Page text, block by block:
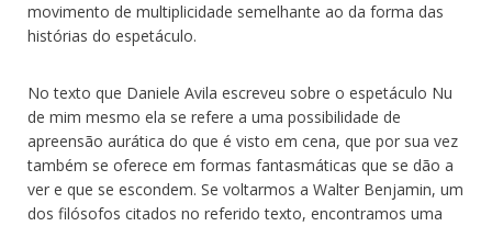
movimento de multiplicidade semelhante ao da forma das
histórias do espetáculo.
No texto que Daniele Avila escreveu sobre o espetáculo Nu
de mim mesmo ela se refere a uma possibilidade de
apreensão aurática do que é visto em cena, que por sua vez
também se oferece em formas fantasmáticas que se dão a
ver e que se escondem. Se voltarmos a Walter Benjamin, um
dos filósofos citados no referido texto, encontramos uma